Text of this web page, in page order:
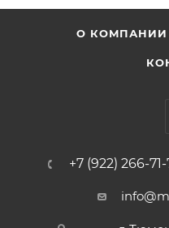
О КОМПАНИИ
+7 (922) 266-